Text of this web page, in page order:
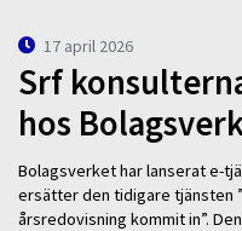
17 april 2026
Srf
hos
Bolagsverket har lanserat e-
ersätter den tidigare tjänsten
årsredovisning kommit in”.